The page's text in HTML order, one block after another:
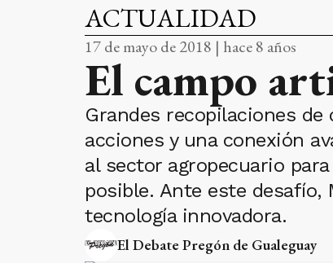
ACTUALIDAD
17 de mayo de 2018 | hace 8 años
El campo
Grandes recopilaciones
acciones y una conexión
al sector agropecuario
posible. Ante este
tecnología innovadora.
El Debate Pregón de Gualeguay